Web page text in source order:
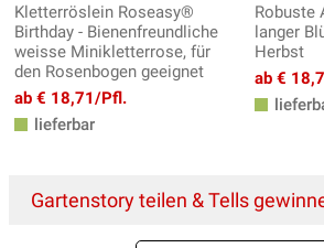
Kletterröslein Roseasy®
Birthday - Bienenfreundliche
weisse Minikletterrose, für
den Rosenbogen geeignet
ab € 18,71/Pfl.
lieferbar
Robuste
langer
Herbst
ab €
Gartenstory teilen & Tells